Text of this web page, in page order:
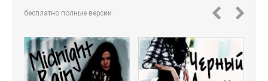
бесплатно полные версии.